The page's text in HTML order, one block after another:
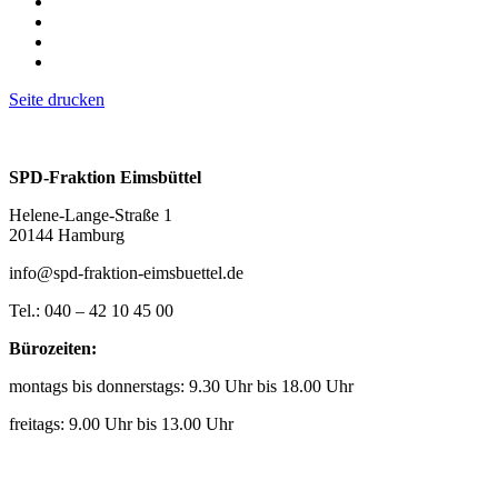
Seite drucken
SPD-Fraktion Eimsbüttel
Helene-Lange-Straße 1
20144 Hamburg
info@spd-fraktion-eimsbuettel.de
Tel.: 040 – 42 10 45 00
Bürozeiten:
montags bis donnerstags: 9.30 Uhr bis 18.00 Uhr
freitags: 9.00 Uhr bis 13.00 Uhr